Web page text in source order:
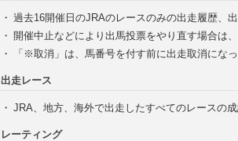
・ 過去16開催日のJRAのレースのみの出走履歴、
・ 開催中止などにより出馬投票をやり直す場合は
・
「※取消」は、馬番号を付す前に出走取消にな
出走レース
・ JRA、地方、海外で出走したすべてのレースの
レーティング